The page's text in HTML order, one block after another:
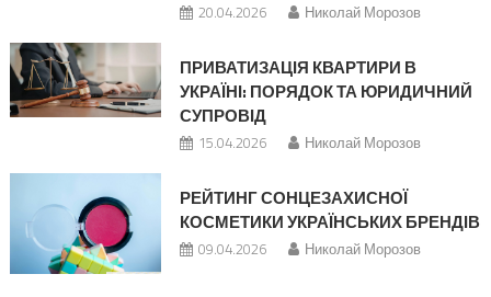
20.04.2026 Николай Морозов
ПРИВАТИЗАЦІЯ КВАРТИРИ В
УКРАЇНІ: ПОРЯДОК ТА ЮРИДИЧНИЙ
СУПРОВІД
15.04.2026 Николай Морозов
РЕЙТИНГ СОНЦЕЗАХИСНОЇ
КОСМЕТИКИ УКРАЇНСЬКИХ БРЕНДІВ
09.04.2026 Николай Морозов